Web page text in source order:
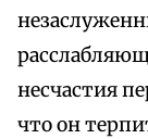
несчастия
что он